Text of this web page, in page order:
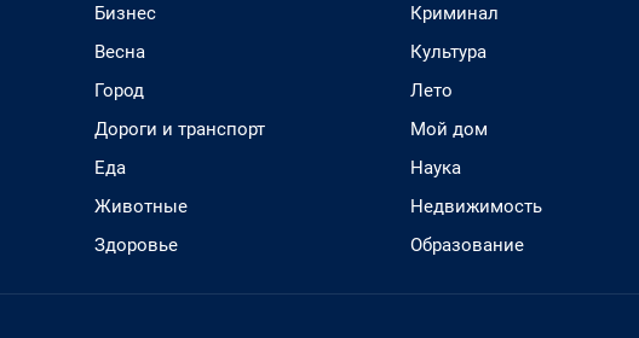
Бизнес
Весна
Город
Дороги и транспорт
Еда
Животные
Здоровье
Криминал
Культура
Лето
Мой дом
Наука
Недвижимость
Образование